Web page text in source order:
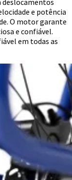
e potência
O motor garante
e confiável.
em todas as